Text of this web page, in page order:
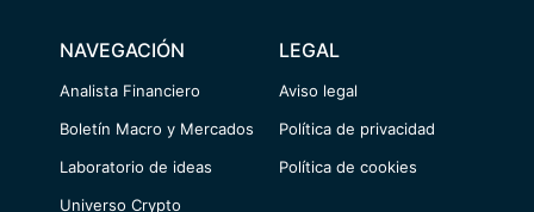
NAVEGACIÓN
Analista Financiero
Boletín Macro y Mercados
Laboratorio de ideas
Universo Crypto
LEGAL
Aviso legal
Política de privacidad
Política de cookies